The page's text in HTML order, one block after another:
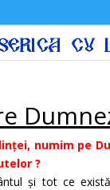
numim pe
?
și tot ce